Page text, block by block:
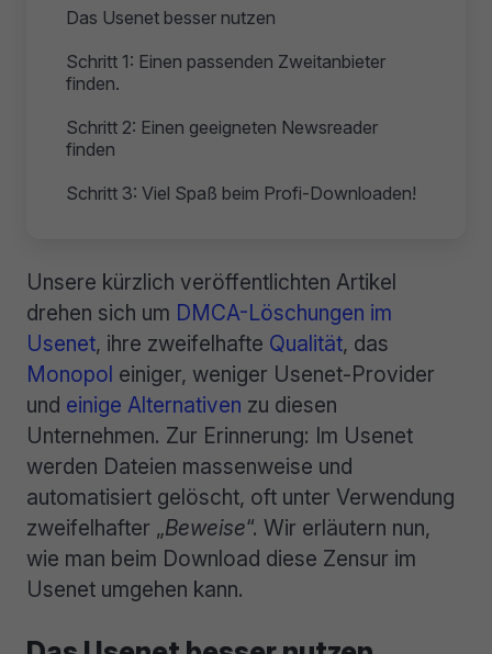
Das Usenet besser nutzen
Schritt 1: Einen passenden Zweitanbieter
finden.
Schritt 2: Einen geeigneten Newsreader
finden
Schritt 3: Viel Spaß beim Profi-Downloaden!
Unsere kürzlich veröffentlichten Artikel
drehen sich um DMCA-Löschungen im
Usenet, ihre zweifelhafte Qualität, das
Monopol einiger, weniger Usenet-Provider
und einige Alternativen zu diesen
Unternehmen. Zur Erinnerung: Im Usenet
werden Dateien massenweise und
automatisiert gelöscht, oft unter Verwendung
zweifelhafter „Beweise“. Wir erläutern nun,
wie man beim Download diese Zensur im
Usenet umgehen kann.